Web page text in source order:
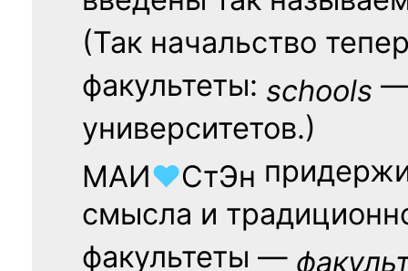
(Так начальство
факультеты: schools —
университетов.)
МАИ♥СтЭн
смысла и
факультеты —